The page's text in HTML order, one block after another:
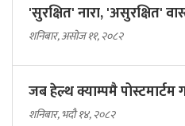
'सुरक्षित' नारा, 'असुरक्षित'
शनिबार, असोज ११, २०८२
जब हेल्थ क्याम्पमै पोस्टमार्टम
शनिबार, भदौ १४, २०८२